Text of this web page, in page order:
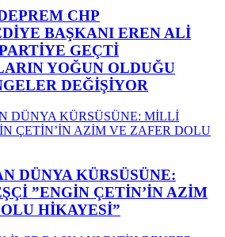
CHP
BAŞKANI EREN ALİ
GEÇTİ
YOĞUN OLDUĞU
DEĞİŞİYOR
DÜNYA KÜRSÜSÜNE:
”ENGİN ÇETİN’İN AZİM
HİKAYESİ”